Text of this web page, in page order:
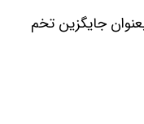
(بعنوان جایگزین تخم